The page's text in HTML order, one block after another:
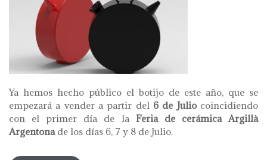
Ya hemos hecho público el botijo de este año, que se
empezará a vender a partir del 6 de Juliocoincidiendo
con el primer día de la Feria de cerámica Argillà
Argentona de los días 6, 7 y 8 de Julio.